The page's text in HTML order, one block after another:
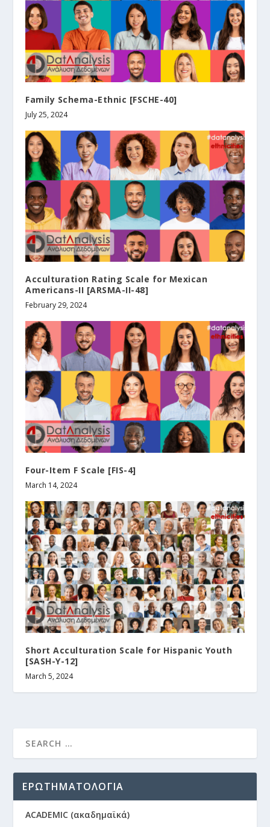
Family Schema-Ethnic [FSCHE-40]
July 25, 2024
Acculturation Rating Scale for Mexican
Americans-II [ARSMA-II-48]
February 29, 2024
Four-Item F Scale [FIS-4]
March 14, 2024
Short Acculturation Scale for Hispanic Youth
[SASH-Y-12]
March 5, 2024
ΕΡΩΤΗΜΑΤΟΛΟΓΙΑ
ACADEMIC (ακαδημαϊκά)